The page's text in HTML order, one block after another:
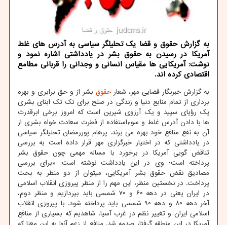
به گزارش حقوق و قضا یک تحلیلگر سیاسی به آدرس های غلط
آمریکا در رسیدن به حقوق بشر در یادداشتی اشاره نمود و
نوشت: آمریکایی ها مقیاس انسانی و وجدانی را قربانی مطامع
اقتصادی کرده اند.
به گزارش خبرنگار قضایی مهر، شعار حقوق بشر از و حق برابری و بهره
برداری از تمام منابع دنیا و زندگی در صلح برای تک تک ابنای بشری
یک رؤیای سپید و یک آرزوی شیرین است که امروز برخی ابرقدرت
ها با دادن آدرس غلط و سوءاستفاده از فطرت سعادت خواه بشری از
آن به نفع منافع خود بهره می برند. پرهام پوررمضان تحلیلگر سیاسی
در یادداشتی که در اختیار خبرگزاری مهر قرار داده است به بررسی
تناقض گویی آمریکا در برخورد با مساله مهمی چون حقوق بشر
پرداخته است؛ وی در این یادداشت نوشته است: «برای بررسی
مصادیق نقض حقوق بشر آمریکایی، میتوان از دو منظر به بحث
پرداخت. در نخستین منظر، این مهم را از منظر پیروزی انقلاب اسلامی
در ایران یعنی در دهه ۶۰ و ۷۰ شمسی باید بپردازیم و منظر دوم،
آخر دهه ۸۰ و دهه ۹۰ شمسی باید پرداخته شود. با پیروزی انقلاب
اسلامی ایران و تغییر نظم در غرب آسیا، شاهدیم که بسیاری از منافع